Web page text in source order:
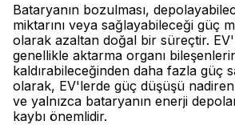
Bataryanın bozulması,
miktarını veya sağlayabileceği güç
olarak azaltan doğal bir süreçtir.
genellikle aktarma organı
kaldırabileceğinden daha fazla güç
olarak, EV'lerde güç düşüşü
ve yalnızca bataryanın enerji
kaybı önemlidir.